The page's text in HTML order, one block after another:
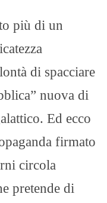
più di un
di spacciare
nuova di
Ed ecco
firmato
circola
pretende di